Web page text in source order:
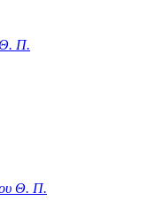
Θ. Π.
Θ. Π.